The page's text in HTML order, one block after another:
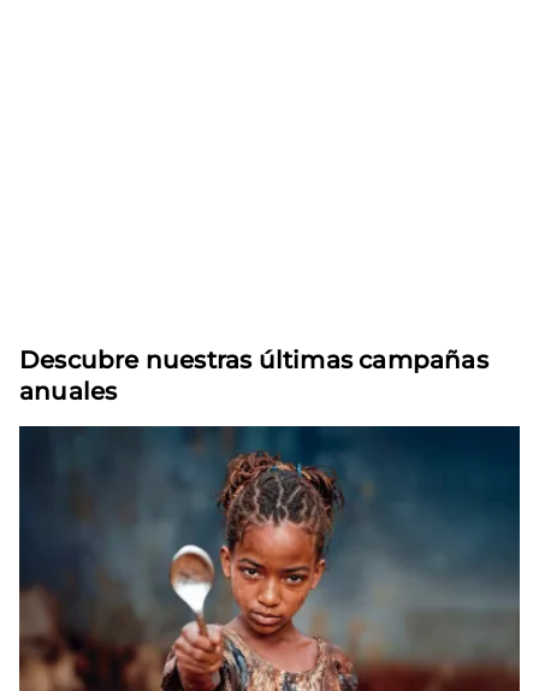
Descubre nuestras últimas campañas
anuales